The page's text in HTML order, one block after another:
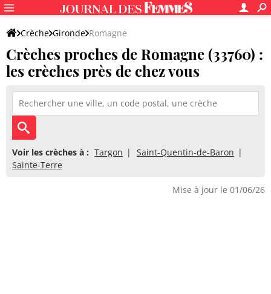
Crèche Gironde Romagne
Crèches proches de Romagne (33760) :
les crèches près de chez vous
Voir les crèches à : Targon
Saint-Quentin-de-Baron
Sainte-Terre
Mise à jour le 01/06/26